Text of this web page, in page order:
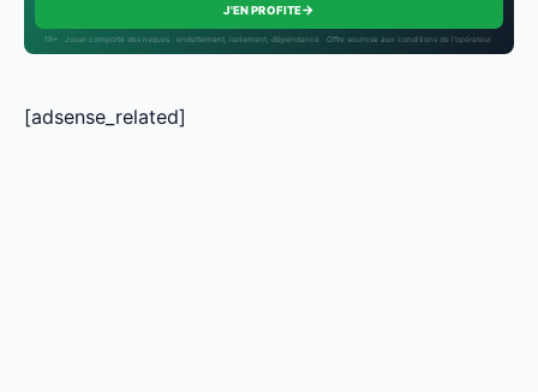
J'EN PROFITE→
18+ · Jouer comporte des risques : endettement, isolement, dépendance · Offre soumise aux conditions de l’opérateur.
[adsense_related]